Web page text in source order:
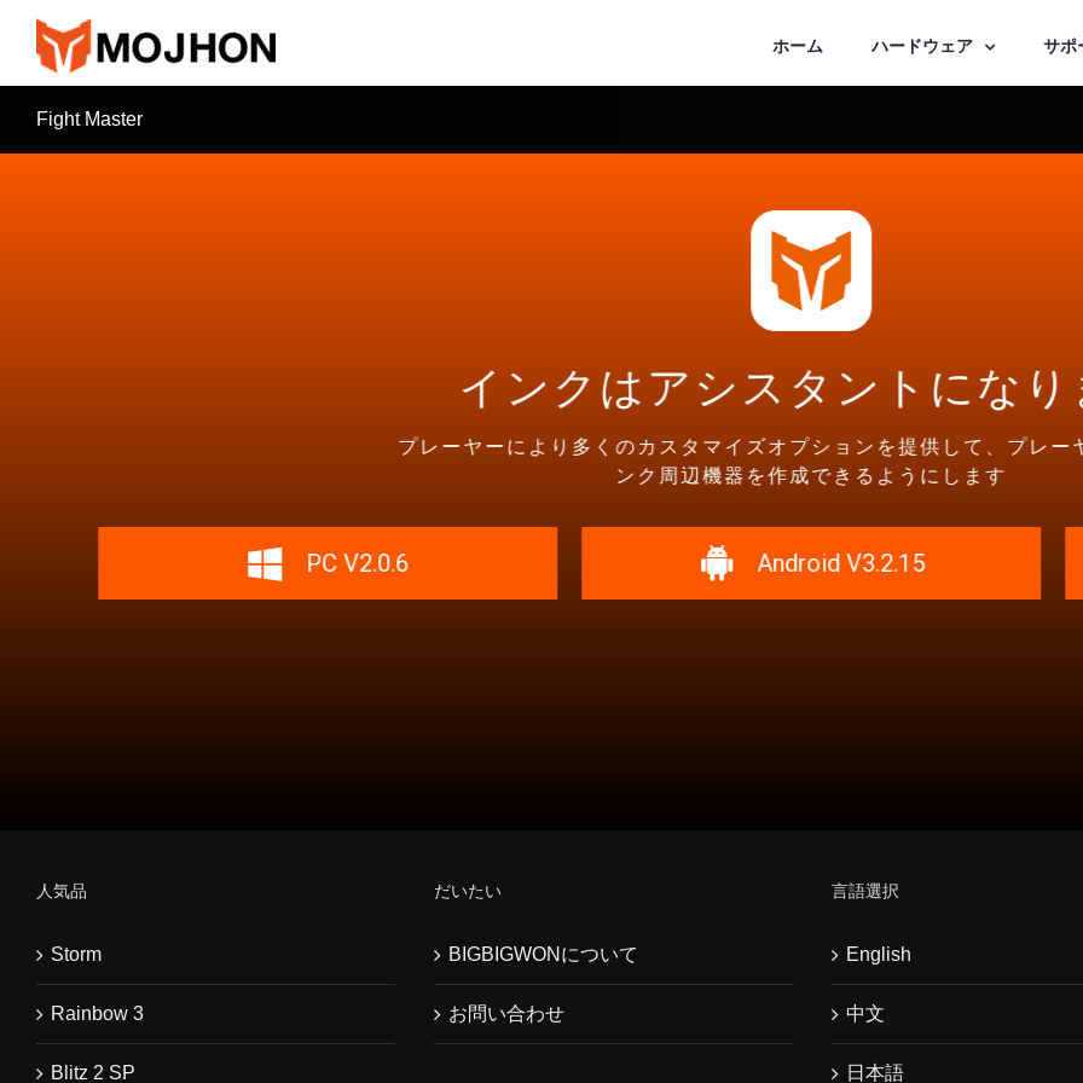
内
ホーム ハードウェア サポ
Fight Master
インクはアシスタントになり
プレーヤーにより多くのカスタマイズオプションを提供して、プレー
ンク周辺機器を作成できるようにします
PC V2.0.6 Android V3.2.15
人気品
Storm
Rainbow 3
Blitz 2 SP
だいたい
BIGBIGWONについて
お問い合わせ
言語選択
English
中文
日本語